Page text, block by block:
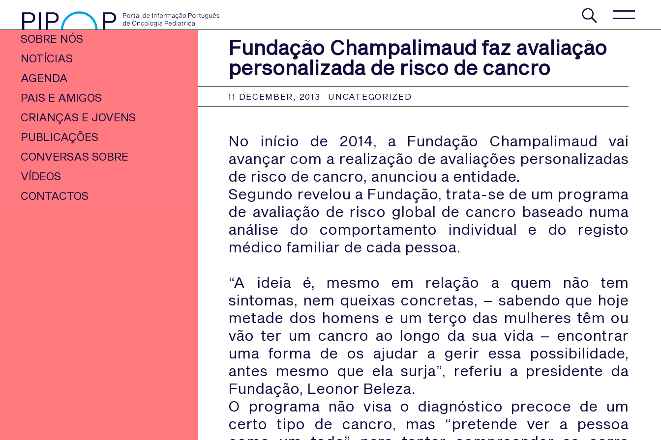
SOBRE NÓS
NOTÍCIAS
AGENDA
PAIS E AMIGOS
CRIANÇAS E JOVENS
PUBLICAÇÕES
CONVERSAS SOBRE
VÍDEOS
CONTACTOS
Fundação Champalimaud faz avaliação
personalizada de risco de cancro
11 DECEMBER, 2013 UNCATEGORIZED
No início de 2014, a Fundação Champalimaud vai
avançar com a realização de avaliações personalizadas
de risco de cancro, anunciou a entidade.
Segundo revelou a Fundação, trata-se de um programa
de avaliação de risco global de cancro baseado numa
análise do comportamento individual e do registo
médico familiar de cada pessoa.
“A ideia é, mesmo em relação a quem não tem
sintomas, nem queixas concretas, – sabendo que hoje
metade dos homens e um terço das mulheres têm ou
vão ter um cancro ao longo da sua vida – encontrar
uma forma de os ajudar a gerir essa possibilidade,
antes mesmo que ela surja”, referiu a presidente da
Fundação, Leonor Beleza.
O programa não visa o diagnóstico precoce de um
certo tipo de cancro, mas “pretende ver a pessoa